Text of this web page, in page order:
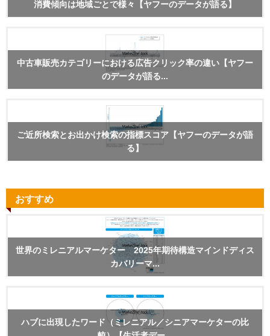
消費傾向は地域ごとで様々【ヤフーのデータが語る】
中古車販売カテゴリーにおける広告クリック率の違い【ヤフー
のデータが語る...
ご近所検索とお出かけ検索の指標スコア【ヤフーのデータが語
る】
おすすめ
世界のミレニアルマーケター 2025年期待構造マインドディス
カバリーマ...
ハブに出現したワード（ミレニアル／シニアマーケターの比